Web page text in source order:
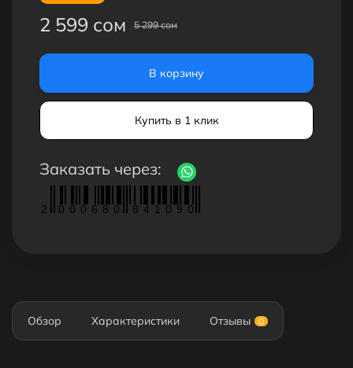
2 599 сом 5 299 сом
В корзину
Купить в 1 клик
Заказать через:
2 0 0 0 6 8 0 8 4 1 0 9 0
Обзор Характеристики Отзывы 0